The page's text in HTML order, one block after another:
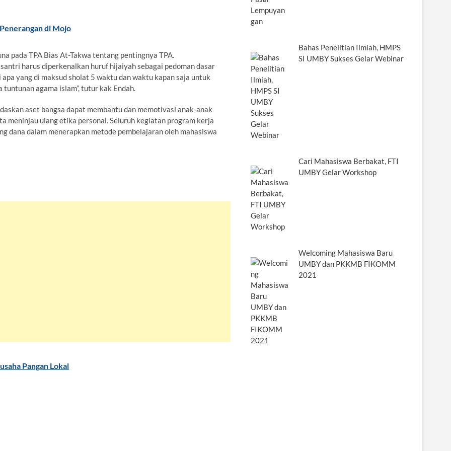
di Mojo
pada TPA Bias At-Takwa tentang pentingnya TPA.
harus diperkenalkan huruf hijaiyah sebagai pedoman dasar
yang di maksud sholat 5 waktu dan waktu kapan saja untuk
agama islam”, tutur kak Endah.
aset bangsa dapat membantu dan memotivasi anak-anak
meninjau ulang etika personal. Seluruh kegiatan program kerja
dana dalam menerapkan metode pembelajaran oleh mahasiswa
Pangan Lokal
Bahas Penelitian Ilmiah, HMPS
SI UMBY Sukses Gelar Webinar
Cari Mahasiswa Berbakat, FTI
UMBY Gelar Workshop
Welcoming Mahasiswa Baru
UMBY dan PKKMB FIKOMM
2021